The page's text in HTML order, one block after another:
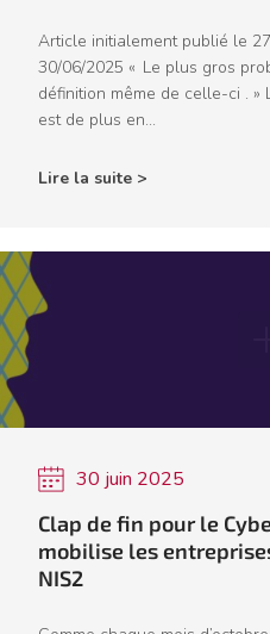
Article initialement publié le
30/06/2025 « Le plus gros
définition même de celle-ci . »
est de plus en...
Lire la suite >
30 juin 2025
Clap de fin pour le
mobilise les
NIS2